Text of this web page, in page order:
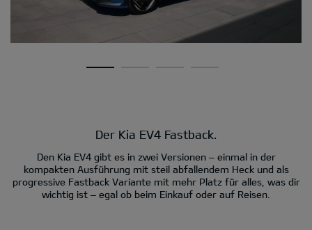
Der Kia EV4 Fastback.
Den Kia EV4 gibt es in zwei Versionen – einmal in der
kompakten Ausführung mit steil abfallendem Heck und als
progressive Fastback Variante mit mehr Platz für alles, was dir
wichtig ist – egal ob beim Einkauf oder auf Reisen.